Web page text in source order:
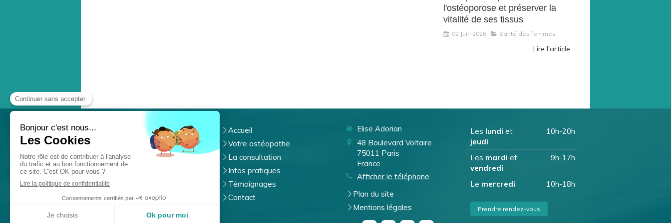
l'ostéoporose et préserver la
vitalité de ses tissus
02 Juin 2026 Santé des femmes
Lire l'article
Scoliose, cervicalgie, douleurs
pendant les règles, mal de
dos, cruralgie, céphalées ?
Votre ostéopathevous
accueille en consultation dans
son cabinet à
©2023 Elise Adorian
Accueil
Votre ostéopathe
La consultation
Infos pratiques
Témoignages
Contact
Elise Adorian
48 Boulevard Voltaire
75011 Paris
France
Afficher le téléphone
Plan du site
Mentions légales
Les lundi et
jeudi
10h-20h
Les mardi et
vendredi
9h-17h
Le mercredi 10h-18h
Prendre rendez-vous